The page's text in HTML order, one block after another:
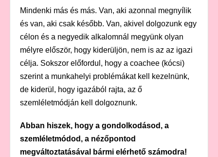
Mindenki más és más. Van, aki azonnal megnyílik
és van, aki csak később. Van, akivel dolgozunk egy
célon és a negyedik alkalomnál megyünk olyan
mélyre először, hogy kiderüljön, nem is az az igazi
célja. Sokszor előfordul, hogy a coachee (kócsi)
szerint a munkahelyi problémákat kell kezelnünk,
de kiderül, hogy igazából rajta, az ő
szemléletmódján kell dolgoznunk.
Abban hiszek, hogy a gondolkodásod, a
szemléletmódod, a nézőpontod
megváltoztatásával bármi elérhető számodra!